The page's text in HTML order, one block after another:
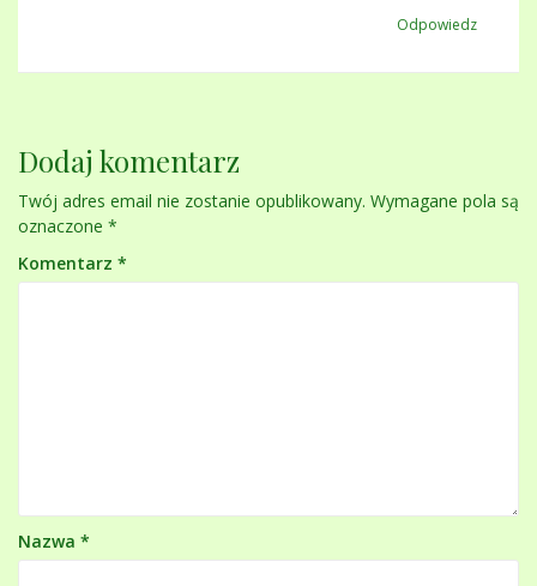
Odpowiedz
Dodaj komentarz
Twój adres email nie zostanie opublikowany. Wymagane pola są
oznaczone *
Komentarz *
Nazwa *